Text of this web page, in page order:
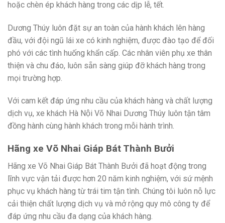
hoặc chèn ép khách hàng trong các dịp lễ, tết.
Dương Thúy luôn đặt sự an toàn của hành khách lên hàng
đầu, với đội ngũ lái xe có kinh nghiệm, được đào tạo để đối
phó với các tình huống khẩn cấp. Các nhân viên phụ xe thân
thiện và chu đáo, luôn sẵn sàng giúp đỡ khách hàng trong
mọi trường hợp.
Với cam kết đáp ứng nhu cầu của khách hàng và chất lượng
dịch vụ, xe khách Hà Nội Võ Nhai Dương Thúy luôn tận tâm
đồng hành cùng hành khách trong mỗi hành trình.
Hãng xe Võ Nhai Giáp Bát Thành Bưởi
Hãng xe Võ Nhai Giáp Bát Thành Bưởi đã hoạt động trong
lĩnh vực vận tải được hơn 20 năm kinh nghiệm, với sứ mệnh
phục vụ khách hàng từ trái tim tận tình. Chúng tôi luôn nỗ lực
cải thiện chất lượng dịch vụ và mở rộng quy mô công ty để
đáp ứng nhu cầu đa dạng của khách hàng.